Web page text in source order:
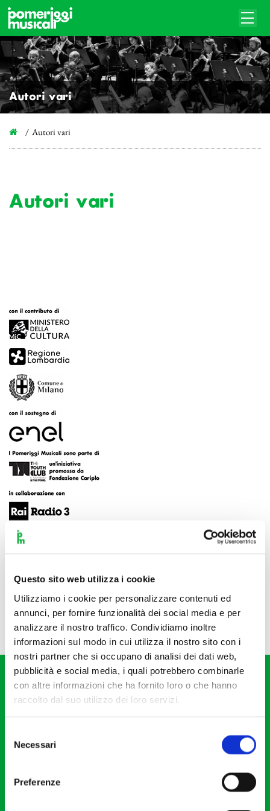
Questo sito web utilizza i cookie
Utilizziamo i cookie per personalizzare contenuti ed
annunci, per fornire funzionalità dei social media e per
analizzare il nostro traffico. Condividiamo inoltre
informazioni sul modo in cui utilizza il nostro sito con i
nostri partner che si occupano di analisi dei dati web,
pubblicità e social media, i quali potrebbero combinarle
con altre informazioni che ha fornito loro o che hanno
raccolto dal suo utilizzo dei loro servizi.
delNecessari
Preferenze
Autori vari
Autori vari
Autori vari
Fondazione I Pomeriggi Musicali
Partita Iva 04410060158